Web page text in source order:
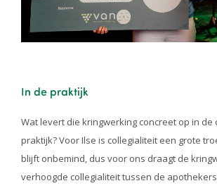
In de praktijk
Wat levert die kringwerking concreet op in de
praktijk? Voor Ilse is collegialiteit een grote
blijft onbemind, dus voor ons draagt de
verhoogde collegialiteit tussen de